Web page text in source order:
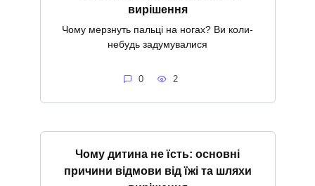
вирішення
Чому мерзнуть пальці на ногах? Ви коли-
небудь задумувалися
0 2
Чому дитина не їсть: основні
причини відмови від їжі та шляхи